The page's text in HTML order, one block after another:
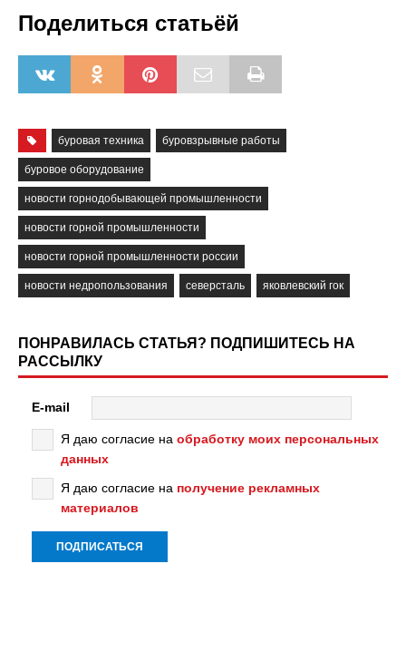
Поделиться статьёй
буровая техника буровзрывные работы
буровое оборудование
новости горнодобывающей промышленности
новости горной промышленности
новости горной промышленности россии
новости недропользования северсталь яковлевский гок
ПОНРАВИЛАСЬ СТАТЬЯ? ПОДПИШИТЕСЬ НА
РАССЫЛКУ
E-mail
Я даю согласие на обработку моих персональных
данных
Я даю согласие на получение рекламных
материалов